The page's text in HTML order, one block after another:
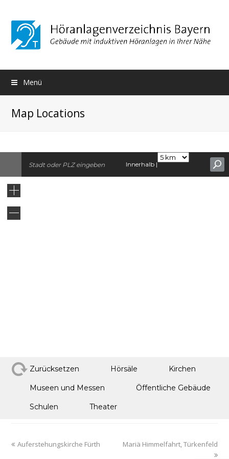
Menü
Map Locations
Innerhalb |
Zurücksetzen Hörsäle Kirchen
Museen und Messen Öffentliche Gebäude
Schulen Theater
Auferstehungskirche Fürth Mariä Himmelfahrt, Türkenfeld